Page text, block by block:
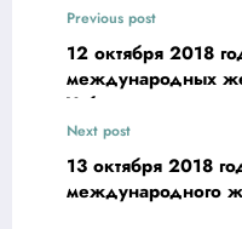
Previous post
12 октября 2018 год.
международных
Узбекистане
Next post
13 октября 2018
международного